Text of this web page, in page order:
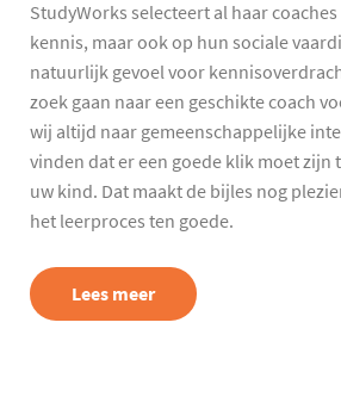
StudyWorks selecteert al haar
kennis, maar ook op hun sociale
natuurlijk gevoel voor
zoek gaan naar een geschikte coach
wij altijd naar gemeenschappelijke
vinden dat er een goede klik moet zijn
uw kind. Dat maakt de bijles nog
het leerproces ten goede.
Lees meer